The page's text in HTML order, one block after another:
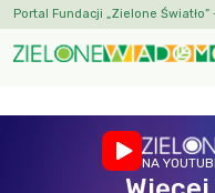
Portal Fundacji „Zielone
NA